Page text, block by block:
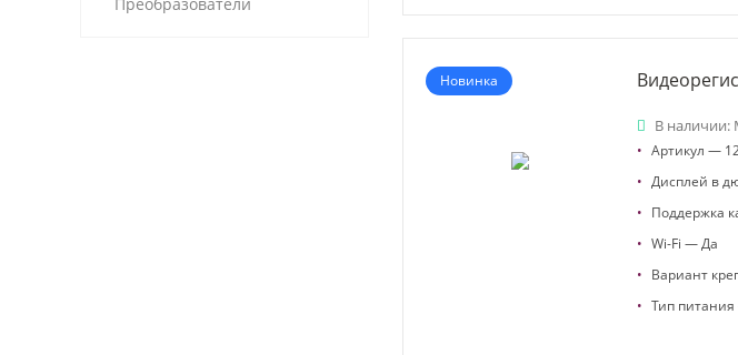
Преобразователи
Новинка
В наличии:
• Артикул —
• Дисплей в
• Поддержка
• Wi-Fi — Да
• Вариант
• Тип